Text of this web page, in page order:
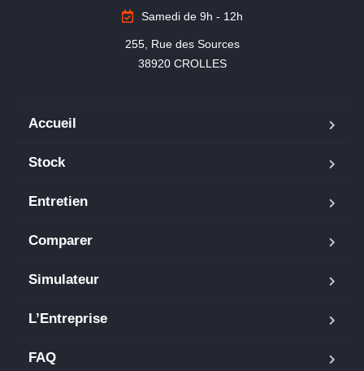
Samedi de 9h - 12h
255, Rue des Sources
38920 CROLLES
Accueil
Stock
Entretien
Comparer
Simulateur
L’Entreprise
FAQ